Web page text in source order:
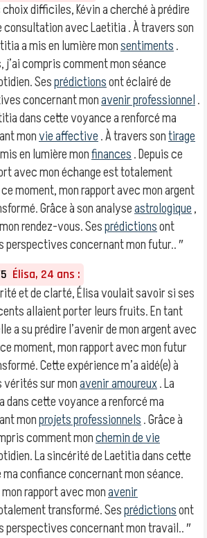
choix difficiles, Kévin a cherché à prédire
consultation avec Laetitia . À travers son
a mis en lumière monsentiments.
j’ai compris comment mon séance
Sesprédictionsont éclairé de
concernant monavenir professionnel.
dans cette voyance a renforcé ma
monvie affective. À travers sontirage
en lumière monfinances. Depuis ce
avec mon échange est totalement
moment, mon rapport avec mon argent
Grâce à son analyseastrologique,
rendez-vous. Sesprédictionsont
perspectives concernant mon futur.. ″
Élisa, 24 ans :
et de clarté, Élisa voulait savoir si ses
allaient porter leurs fruits. En tant
a su prédire l’avenir de mon argent avec
moment, mon rapport avec mon futur
Cette expérience m’a aidé(e) à
sur monavenir amoureux. La
dans cette voyance a renforcé ma
monprojets professionnels. Grâce à
comment monchemin de vie
La sincérité de Laetitia dans cette
confiance concernant mon séance.
rapport avec monavenir
transformé. Sesprédictionsont
perspectives concernant mon travail.. ″